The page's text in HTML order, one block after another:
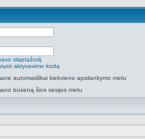
slaptažodį
aktyvavimo kodą
automatiškai kiekvieno apsilankymo metu
būseną šios sesijos metu